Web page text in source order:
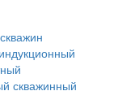
скважинный